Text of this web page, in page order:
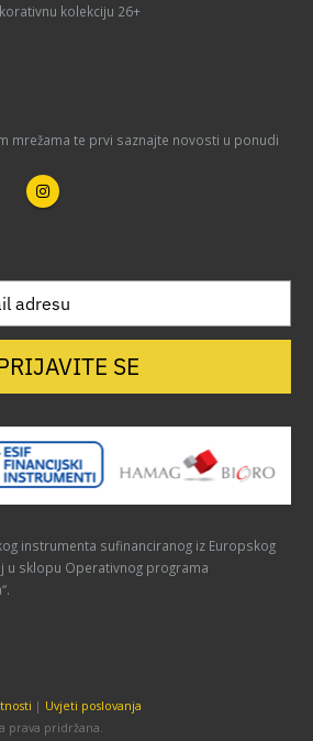
kolekciju 26+
mrežama te prvi saznajte novosti u ponudi
SE
instrumenta sufinanciranog iz Europskog
u sklopu Operativnog programa
| Uvjeti poslovanja
prava pridržana.